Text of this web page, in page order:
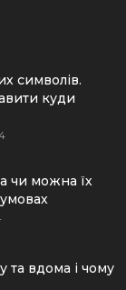
символів.
куди
чи можна їх
та вдома і чому